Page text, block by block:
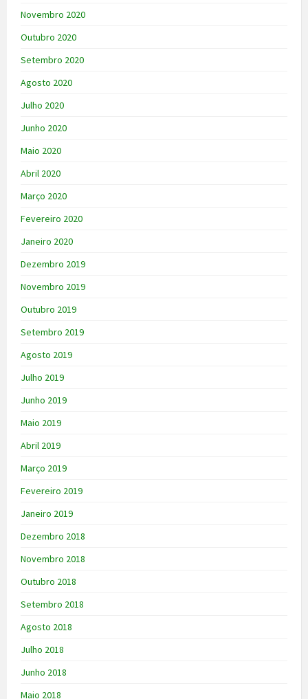
Novembro 2020
Outubro 2020
Setembro 2020
Agosto 2020
Julho 2020
Junho 2020
Maio 2020
Abril 2020
Março 2020
Fevereiro 2020
Janeiro 2020
Dezembro 2019
Novembro 2019
Outubro 2019
Setembro 2019
Agosto 2019
Julho 2019
Junho 2019
Maio 2019
Abril 2019
Março 2019
Fevereiro 2019
Janeiro 2019
Dezembro 2018
Novembro 2018
Outubro 2018
Setembro 2018
Agosto 2018
Julho 2018
Junho 2018
Maio 2018